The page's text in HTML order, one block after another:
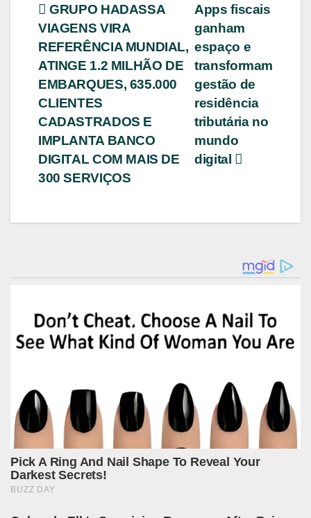
Navegação
de
Post
Apps fiscais
ganham
espaço e
transformam
gestão de
residência
tributária no
mundo
digital
GRUPO HADASSA
VIAGENS VIRA
REFERÊNCIA MUNDIAL,
ATINGE 1.2 MILHÃO DE
EMBARQUES, 635.000
CLIENTES
CADASTRADOS E
IMPLANTA BANCO
DIGITAL COM MAIS DE
300 SERVIÇOS